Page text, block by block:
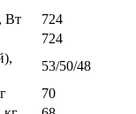
Вт
724
724
53/50/48
70